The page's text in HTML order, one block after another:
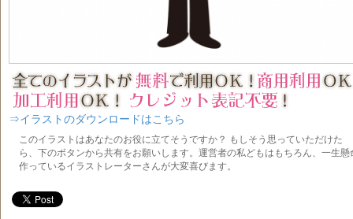
⇒イラストのダウンロードはこちら